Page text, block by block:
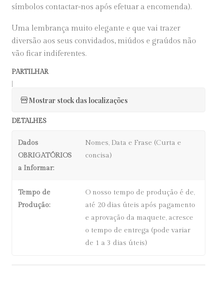
símbolos contactar-nos após efetuar a encomenda).
Uma lembrança muito elegante e que vai trazer
diversão aos seus convidados, miúdos e graúdos não
vão ficar indiferentes.
PARTILHAR
Mostrar stock das localizações
DETALHES
Dados
OBRIGATÓRIOS
a Informar:
Nomes, Data e Frase (Curta e
concisa)
Tempo de
Produção:
O nosso tempo de produção é de,
até 20 dias úteis após pagamento
e aprovação da maquete, acresce
o tempo de entrega (pode variar
de 1 a 3 dias úteis)